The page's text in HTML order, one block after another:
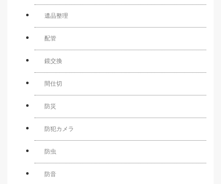
遺品整理
配管
鏡交換
間仕切
防災
防犯カメラ
防虫
防音